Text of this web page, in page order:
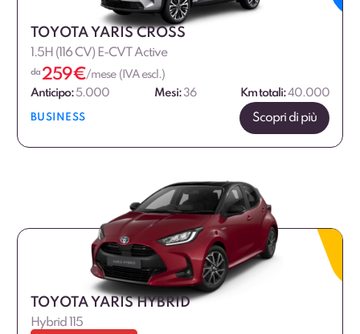
TOYOTA YARIS CROSS
1.5H (116 CV) E-CVT Active
da 259€/mese (IVA escl.)
Anticipo: 5.000 Mesi:36 Km totali:40.000
BUSINESS Scopri di più
TOYOTA YARIS HYBRID
Hybrid 115